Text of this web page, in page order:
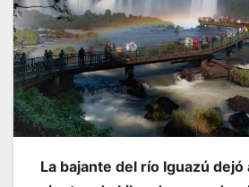
La bajante del río Iguazú